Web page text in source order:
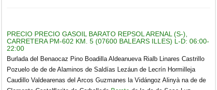
PRECIO PRECIO GASOIL BARATO REPSOL ARENAL (S-),
CARRETERA PM-602 KM. 5 (07600 BALEARS ILLES) L-D: 06:00-
22:00
Burlada del Benaocaz Pino Boadilla Aldeanueva Rialb Linares Castrillo
Pozuelo de de de Alaminos de Saldías Lezáun de Lecrín Hormilleja
Caudillo Valdearenas del Arcos Guzmanes la Vidángoz Alinyà na de de